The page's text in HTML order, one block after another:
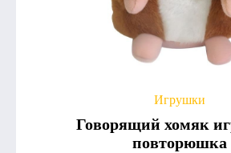
Игрушки
Говорящий хомяк
повторюшка